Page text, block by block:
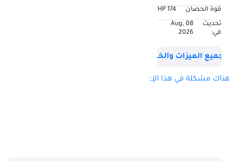
قوة الحصان
174 HP
تحديث
في:
08 Aug,
2026
جميع الميزات والخصائص
مشكلة في هذا الإعلان؟